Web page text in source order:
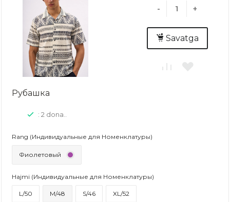
- +
Savatga
Рубашка
: 2 dona..
Rang (Индивидуальные для Номенклатуры)
Фиолетовый
Hajmi (Индивидуальные для Номенклатуры)
L/50 M/48 S/46 XL/52